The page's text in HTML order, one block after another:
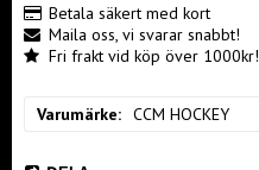
Betala säkert med kort
Maila oss, vi svarar snabbt!
Fri frakt vid köp över 1000kr!
Varumärke CCM HOCKEY